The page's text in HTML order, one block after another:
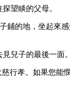
望睒的父母。
的地，坐起來感
兒子的最後一面。
孝。如果您能